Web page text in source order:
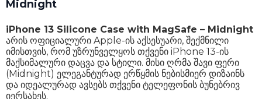
Midnight
iPhone 13 Silicone Case with MagSafe – Midnight
არის ოფიციალური Apple-ის აქსესუარი, შექმნილი
იმისთვის, რომ უზრუნველყოს თქვენი iPhone 13-ის
მაქსიმალური დაცვა და სტილი. მისი ღრმა შავი ფერი
(Midnight) ელეგანტურად ერწყმის ნებისმიერ დიზაინს
და იდეალურად ავსებს თქვენი ტელეფონის ბუნებრივ
იერსახეს.